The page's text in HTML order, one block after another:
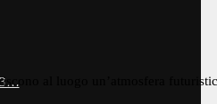
al luogo un’atmosfera